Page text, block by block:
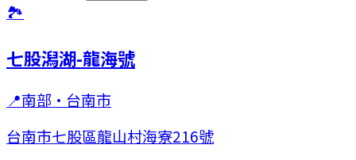
🏞
七股潟湖-龍海號
📍南部 · 台南市
台南市七股區龍山村海寮216號